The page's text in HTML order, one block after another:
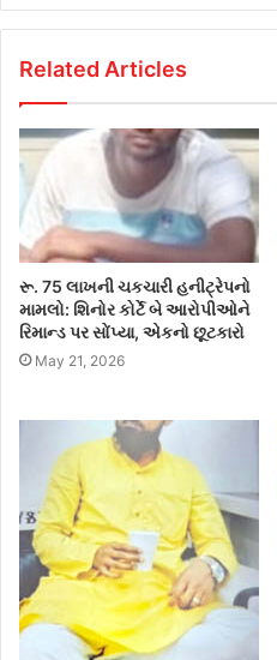
Related Articles
રૂ. 75 લાખની ચકચારી હનીટ્રેપનો
મામલો: શિનોર કોર્ટે બે આરોપીઓને
રિમાન્ડ પર સોંપ્યા, એકનો છૂટકારો
May 21, 2026